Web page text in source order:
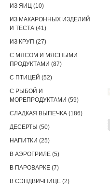
ИЗ ЯИЦ (10)
ИЗ МАКАРОННЫХ ИЗДЕЛИЙ
И ТЕСТА (41)
ИЗ КРУП (27)
С МЯСОМ И МЯСНЫМИ
ПРОДУКТАМИ (87)
С ПТИЦЕЙ (52)
С РЫБОЙ И
МОРЕПРОДУКТАМИ (59)
СЛАДКАЯ ВЫПЕЧКА (186)
ДЕСЕРТЫ (50)
НАПИТКИ (25)
В АЭРОГРИЛЕ (5)
В ПАРОВАРКЕ (7)
В СЭНДВИЧНИЦЕ (2)